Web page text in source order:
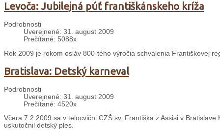
Levoča: Jubilejná púť františkánskeho kríža
Podrobnosti
Uverejnené: 31. august 2009
Prečítané: 5088x
Rok 2009 je rokom osláv 800-tého výročia schválenia Františkovej
Bratislava: Detský karneval
Podrobnosti
Uverejnené: 31. august 2009
Prečítané: 4520x
Včera 7.2.2009 sa v telocvični CZŠ sv. Františka z Assisi v
uskutočnil detský ples.